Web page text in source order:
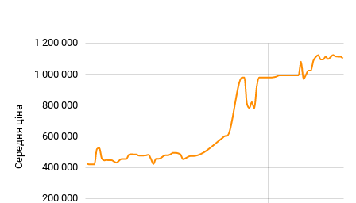
Середня ціна 1 000 000
200 000
400 000
600 000
800 000
1 000 000
1 200 000